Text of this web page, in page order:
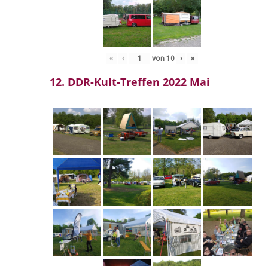
« ‹ von 10 › »
12. DDR-Kult-Treffen 2022 Mai